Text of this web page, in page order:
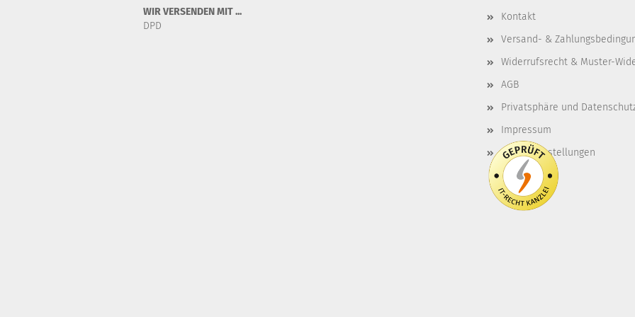
WIR VERSENDEN MIT ...
DPD
Kontakt
Versand- &
Widerrufsrecht & Muster-
AGB
Privatsphäre und
Impressum
Cookie Einstellungen